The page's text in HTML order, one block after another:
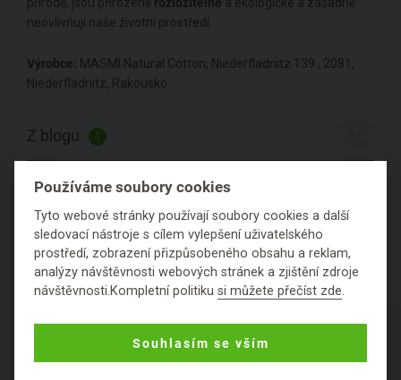
neovlivňují naše životní prostředí.
Výrobce: MASMI Natural Cotton, Niederfladnitz 139 , 2081,
Niederfladnitz, Rakousko
Z blogu 1
Hodnocení
Položit dotaz
PODROBNÉ SLOŽENÍ
PRODUKTU
Používáme soubory cookies
Tyto webové stránky používají soubory cookies a další
sledovací nástroje s cílem vylepšení uživatelského
prostředí, zobrazení přizpůsobeného obsahu a reklam,
analýzy návštěvnosti webových stránek a zjištění zdroje
návštěvnosti.Kompletní politikusi můžete přečíst zde.
Souhlasím se vším